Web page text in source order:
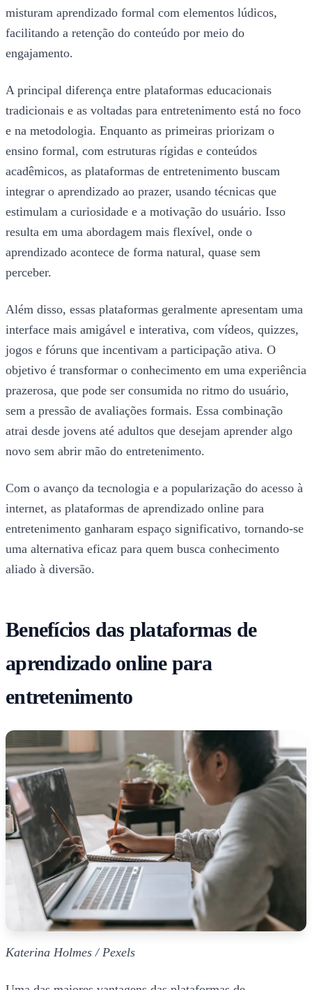
misturam aprendizado formal com elementos lúdicos,
facilitando a retenção do conteúdo por meio do
engajamento.
A principal diferença entre plataformas educacionais
tradicionais e as voltadas para entretenimento está no foco
e na metodologia. Enquanto as primeiras priorizam o
ensino formal, com estruturas rígidas e conteúdos
acadêmicos, as plataformas de entretenimento buscam
integrar o aprendizado ao prazer, usando técnicas que
estimulam a curiosidade e a motivação do usuário. Isso
resulta em uma abordagem mais flexível, onde o
aprendizado acontece de forma natural, quase sem
perceber.
Além disso, essas plataformas geralmente apresentam uma
interface mais amigável e interativa, com vídeos, quizzes,
jogos e fóruns que incentivam a participação ativa. O
objetivo é transformar o conhecimento em uma experiência
prazerosa, que pode ser consumida no ritmo do usuário,
sem a pressão de avaliações formais. Essa combinação
atrai desde jovens até adultos que desejam aprender algo
novo sem abrir mão do entretenimento.
Com o avanço da tecnologia e a popularização do acesso à
internet, as plataformas de aprendizado online para
entretenimento ganharam espaço significativo, tornando-se
uma alternativa eficaz para quem busca conhecimento
aliado à diversão.
Benefícios das plataformas de
aprendizado online para
entretenimento
Katerina Holmes / Pexels